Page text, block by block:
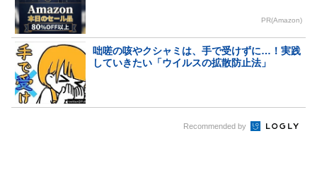
PR(Amazon)
咄嗟の咳やクシャミは、手で受けずに…！実践
していきたい「ウイルスの拡散防止法」
Recommended by